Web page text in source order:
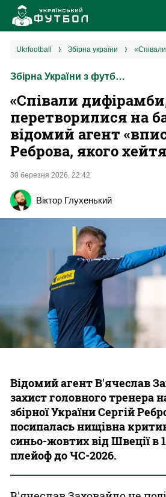
Новини
Збірна
Єврокубки
УПЛ
Букмекери
ukrfootball збірна україни
Збірна України з футболу
«Співали
перетворилися на
відомий агент
Реброва, якого
30 березня 2026, 22:42
Віктор Глухенький
Відомий агент В'ячеслав
захист головного тренера
збірної України Сергій
посипалась нищівна
синьо-жовтих від Швеції в
плейоф до ЧС-2026.